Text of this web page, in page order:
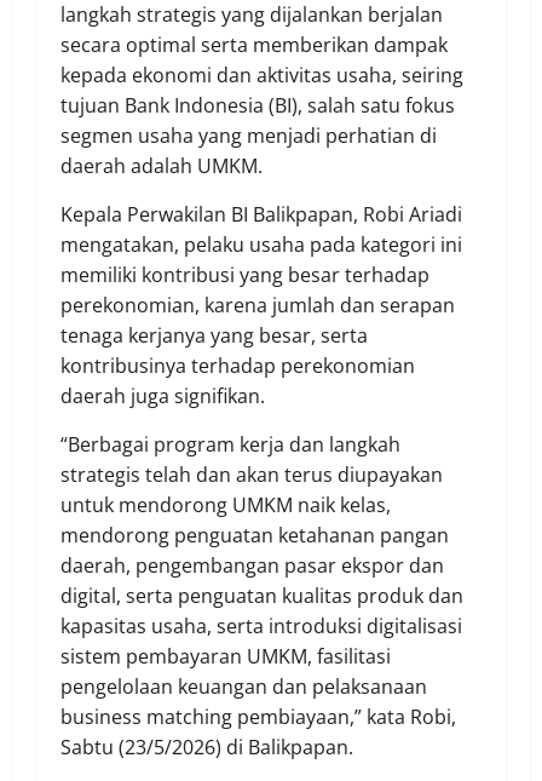
langkah strategis yang dijalankan berjalan
secara optimal serta memberikan dampak
kepada ekonomi dan aktivitas usaha, seiring
tujuan Bank Indonesia (BI), salah satu fokus
segmen usaha yang menjadi perhatian di
daerah adalah UMKM.
Kepala Perwakilan BI Balikpapan, Robi Ariadi
mengatakan, pelaku usaha pada kategori ini
memiliki kontribusi yang besar terhadap
perekonomian, karena jumlah dan serapan
tenaga kerjanya yang besar, serta
kontribusinya terhadap perekonomian
daerah juga signifikan.
“Berbagai program kerja dan langkah
strategis telah dan akan terus diupayakan
untuk mendorong UMKM naik kelas,
mendorong penguatan ketahanan pangan
daerah, pengembangan pasar ekspor dan
digital, serta penguatan kualitas produk dan
kapasitas usaha, serta introduksi digitalisasi
sistem pembayaran UMKM, fasilitasi
pengelolaan keuangan dan pelaksanaan
business matching pembiayaan,” kata Robi,
Sabtu (23/5/2026) di Balikpapan.